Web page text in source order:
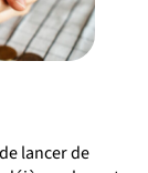
lancer de